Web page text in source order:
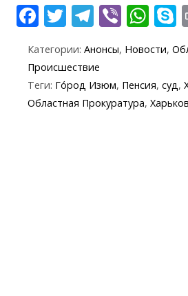
F
e
b
o
T
itt
er
T
e
gr
a
Vi
er
W
at
s
A
S
k
y
e
Категории: Анонсы, Новости,
Происшествие
Теги: Го́род Изюм, Пенсия, суд,
Областная Прокуратура,